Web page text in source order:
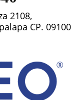
2108,
CP. 09100